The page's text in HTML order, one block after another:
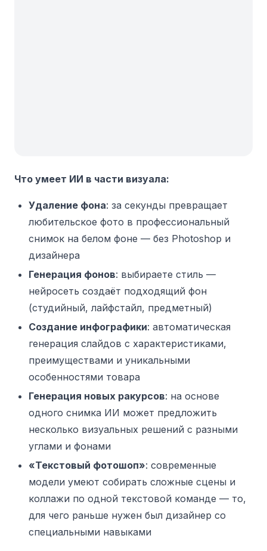
Что умеет ИИ в части визуала:
Удаление фона: за секунды превращает
любительское фото в профессиональный
снимок на белом фоне — без Photoshop и
дизайнера
Генерация фонов: выбираете стиль —
нейросеть создаёт подходящий фон
(студийный, лайфстайл, предметный)
Создание инфографики: автоматическая
генерация слайдов с характеристиками,
преимуществами и уникальными
особенностями товара
Генерация новых ракурсов: на основе
одного снимка ИИ может предложить
несколько визуальных решений с разными
углами и фонами
«Текстовый фотошоп»: современные
модели умеют собирать сложные сцены и
коллажи по одной текстовой команде — то,
для чего раньше нужен был дизайнер со
специальными навыками